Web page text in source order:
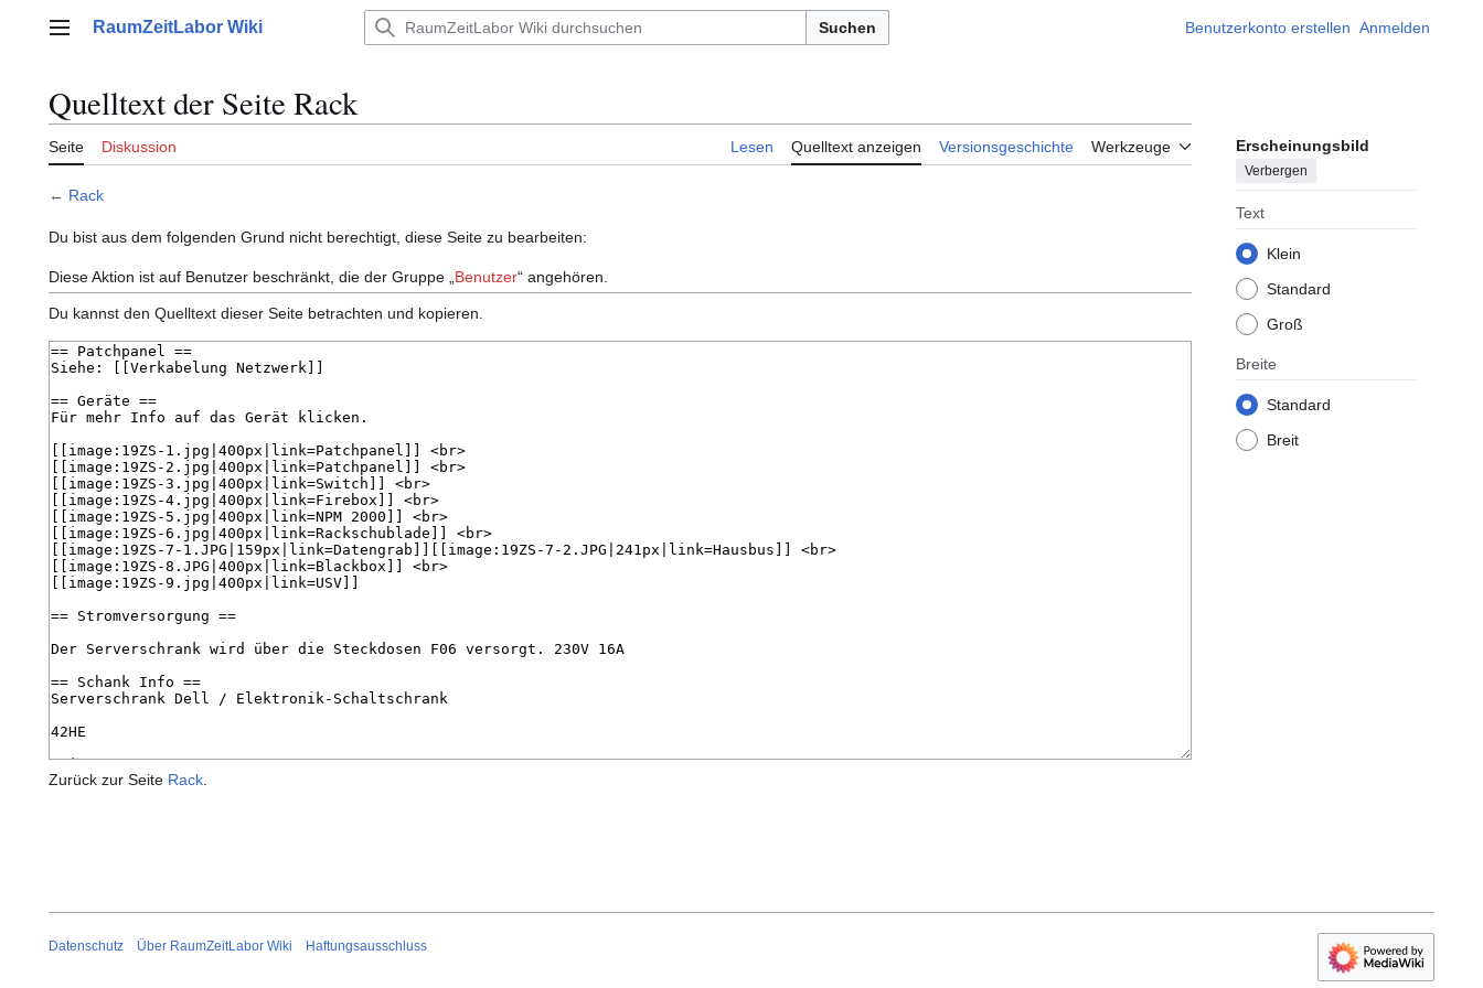
Hauptmenü
RaumZeitLabor Wiki Suchen Benutzerkonto erstellen Anmelden
Quelltext der Seite Rack
Seite Diskussion Lesen Quelltext anzeigen Versionsgeschichte Werkzeuge Erscheinungsbild
Verbergen
Text
Klein
Standard
Groß
Breite
Standard
Breit
← Rack
Du bist aus dem folgenden Grund nicht berechtigt, diese Seite zu bearbeiten:
Diese Aktion ist auf Benutzer beschränkt, die der Gruppe „ Benutzer“ angehören.
Du kannst den Quelltext dieser Seite betrachten und kopieren.
Zurück zur Seite Rack
Datenschutz Über RaumZeitLabor Wiki Haftungsausschluss